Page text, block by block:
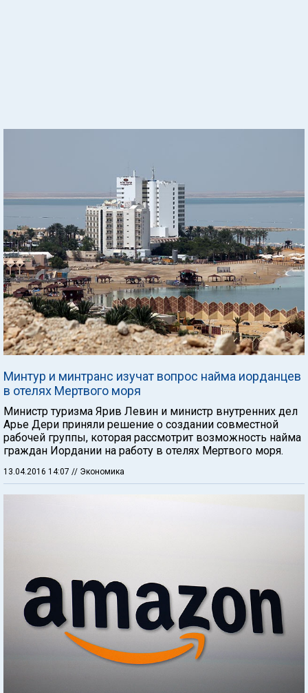
Минтур и минтранс изучат вопрос найма иорданцев
в отелях Мертвого моря
Министр туризма Ярив Левин и министр внутренних дел
Арье Дери приняли решение о создании совместной
рабочей группы, которая рассмотрит возможность найма
граждан Иордании на работу в отелях Мертвого моря.
13.04.2016 14:07 // Экономика